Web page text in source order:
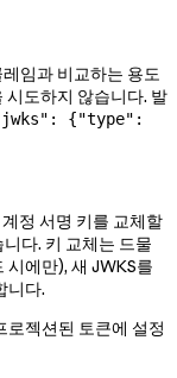
레임과 비교하는 용도
도하지 않습니다. 발
{"type":
정 서명 키를 교체할
다. 키 교체는 드물
에만), 새 JWKS를
니다.
로젝션된 토큰에 설정